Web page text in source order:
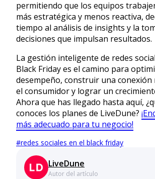
permitiendo que los equipos
más estratégica y menos reactiva,
tiempo al análisis de insights y la
decisiones que impulsan resultados.
La gestión inteligente de redes
Black Friday es el camino para
desempeño, construir una conexión
el consumidor y lograr un
Ahora que has llegado hasta aquí,
conoces los planes de LiveDune?
más adecuado para tu negocio!
#redes sociales en el black friday
Autor del artículo
LiveDune